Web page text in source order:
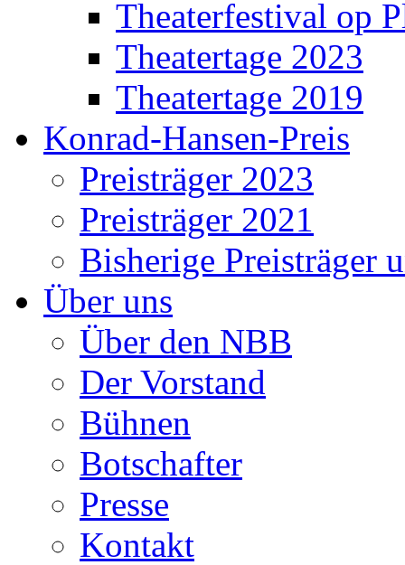
Theaterfestival op
Theatertage 2023
Theatertage 2019
Konrad-Hansen-Preis
Preisträger 2023
Preisträger 2021
Bisherige Preisträger
Über uns
Über den NBB
Der Vorstand
Bühnen
Botschafter
Presse
Kontakt